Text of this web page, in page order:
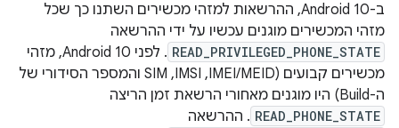
ב-Android 10, ההרשאות למזהי מכשירים השתנו כך שכל
מזהי המכשירים מוגנים עכשיו על ידי ההרשאה
READ_PRIVILEGED_PHONE_STATE
. לפני Android 10, מזהי
מכשירים קבועים (IMEI/MEID,‏ IMSI,‏ SIM והמספר הסידורי של
ה-Build) היו מוגנים מאחורי הרשאת זמן הריצה
READ_PHONE_STATE . ההרשאה